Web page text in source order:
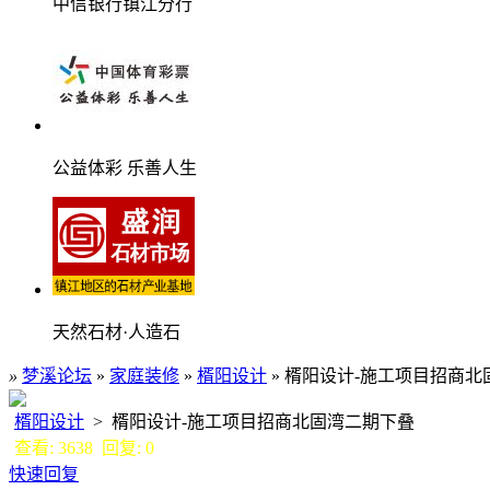
公益体彩 乐善人生
天然石材·人造石
» 梦溪论坛 » 家庭装修 » 楈阳设计 » 楈阳设计-施工项目招商北
楈阳设计 > 楈阳设计-施工项目招商北固湾二期下叠
查看: 3638 回复: 0
快速回复